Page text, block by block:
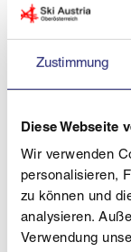
Zustimmung
Diese Webseite
Wir verwenden
personalisieren,
zu können und
analysieren.
Verwendung
Der erfolgreich